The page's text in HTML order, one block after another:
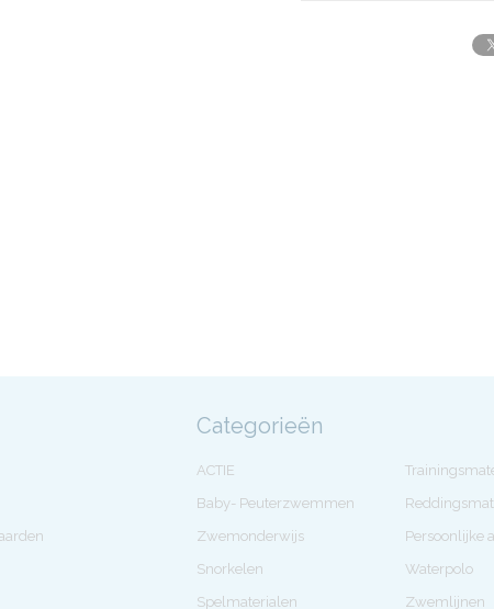
Categorieën
ACTIE
Baby- Peuterzwemmen
Zwemonderwijs
Snorkelen
Spelmaterialen
Persoonlijke
Waterpolo
Zwemlijnen